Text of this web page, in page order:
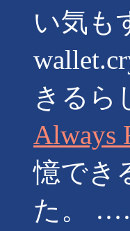
い気も
きる
Always
憶でき
た。